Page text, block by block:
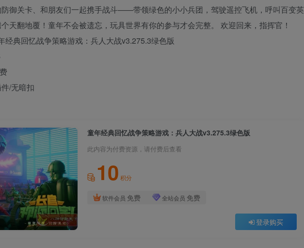
御关卡、和朋友们一起携手战斗——带领绿色的小小兵团，驾驶遥控飞机，呼叫百变英
天翻地覆！童年不会被遗忘，玩具世界有你的参与才会完整。 欢迎回来，指挥官！
经典回忆战争策略游戏：兵人大战v3.275.3绿色版
/无暗扣
童年经典回忆战争策略游戏：兵人大战v3.275.3绿色版
此内容为付费资源，请付费后查看
10 积分
软件会员 免费 全站会员 免费
登录购买